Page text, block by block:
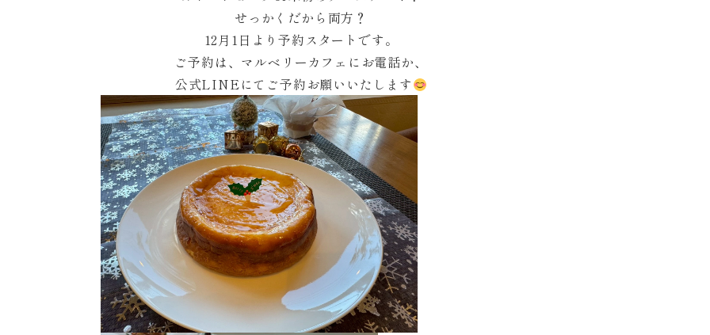
せっかくだから両方？
12月1日より予約スタートです。
ご予約は、マルベリーカフェにお電話か、
公式LINEにてご予約お願いいたします